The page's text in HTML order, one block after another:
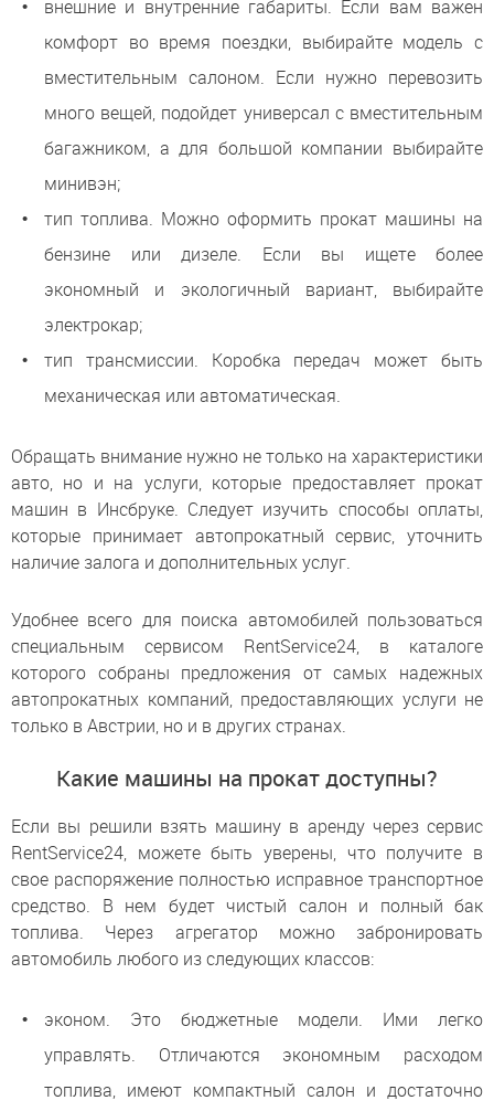
внешние и внутренние габариты. Если вам важен
комфорт во время поездки, выбирайте модель с
вместительным салоном. Если нужно перевозить
много вещей, подойдет универсал с вместительным
багажником, а для большой компании выбирайте
минивэн;
тип топлива. Можно оформить прокат машины на
бензине или дизеле. Если вы ищете более
экономный и экологичный вариант, выбирайте
электрокар;
тип трансмиссии. Коробка передач может быть
механическая или автоматическая.
Обращать внимание нужно не только на характеристики
авто, но и на услуги, которые предоставляет прокат
машин в Инсбруке. Следует изучить способы оплаты,
которые принимает автопрокатный сервис, уточнить
наличие залога и дополнительных услуг.
Удобнее всего для поиска автомобилей пользоваться
специальным сервисом RentService24, в каталоге
которого собраны предложения от самых надежных
автопрокатных компаний, предоставляющих услуги не
только в Австрии, но и в других странах.
Какие машины на прокат доступны?
Если вы решили взять машину в аренду через сервис
RentService24, можете быть уверены, что получите в
свое распоряжение полностью исправное транспортное
средство. В нем будет чистый салон и полный бак
топлива. Через агрегатор можно забронировать
автомобиль любого из следующих классов:
эконом. Это бюджетные модели. Ими легко
управлять. Отличаются экономным расходом
топлива, имеют компактный салон и достаточно